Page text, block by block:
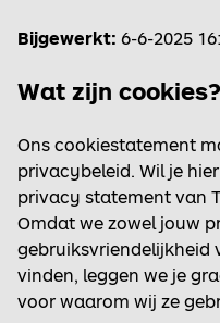
Bijgewerkt: 6-6-2025
Wat zijn cookies?
Ons cookiestatement
privacybeleid. Wil je
privacy statement van
Omdat we zowel jouw
gebruiksvriendelijkheid
vinden, leggen we je
voor waarom wij ze